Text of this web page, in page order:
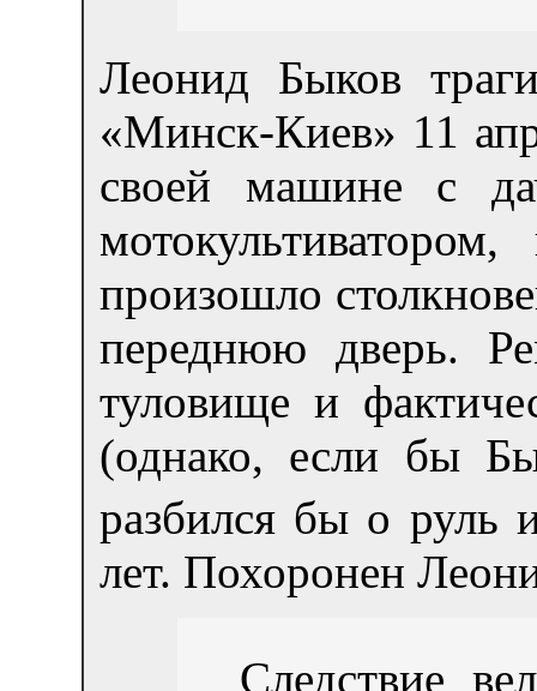
Леонид Быков
«Минск-Киев» 11
своей машине с
произошло
переднюю дверь.
туловище и
(однако, если бы
разбился бы о руль
лет. Похоронен
Следствие